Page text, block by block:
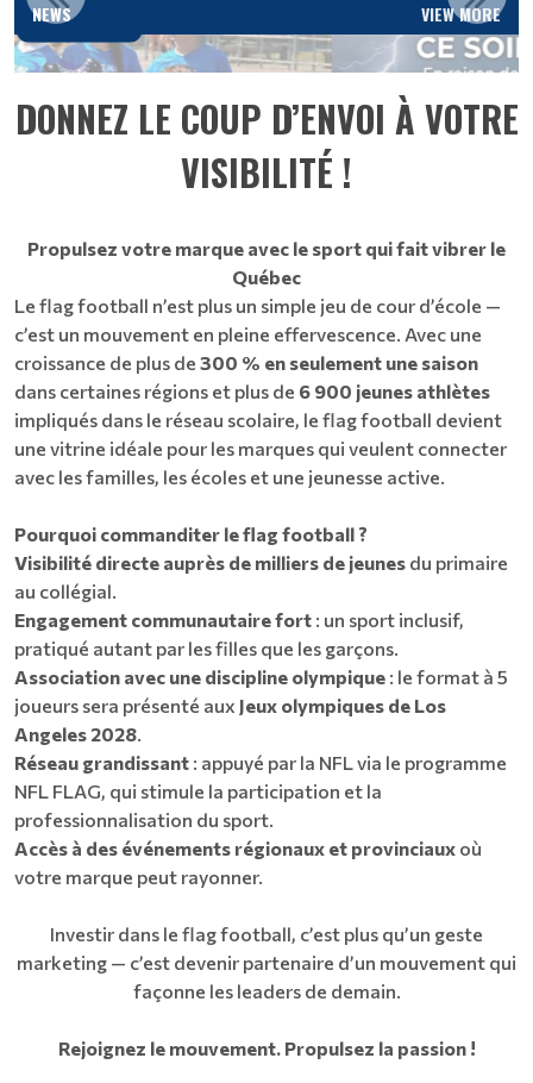
NEWS VIEW MORE
DONNEZ LE COUP D’ENVOI À VOTRE
VISIBILITÉ !
Propulsez votre marque avec le sport qui fait vibrer le
Québec
Le flag football n’est plus un simple jeu de cour d’école —
c’est un mouvement en pleine effervescence. Avec une
croissance de plus de 300 % en seulement une saison
dans certaines régions et plus de 6 900 jeunes athlètes
impliqués dans le réseau scolaire, le flag football devient
une vitrine idéale pour les marques qui veulent connecter
avec les familles, les écoles et une jeunesse active.
Pourquoi commanditer le flag football ?
Visibilité directe auprès de milliers de jeunes du primaire
au collégial.
Engagement communautaire fort : un sport inclusif,
pratiqué autant par les filles que les garçons.
Association avec une discipline olympique : le format à 5
joueurs sera présenté aux Jeux olympiques de Los
Angeles 2028.
Réseau grandissant : appuyé par la NFL via le programme
NFL FLAG, qui stimule la participation et la
professionnalisation du sport.
Accès à des événements régionaux et provinciaux où
votre marque peut rayonner.
Investir dans le flag football, c’est plus qu’un geste
marketing — c’est devenir partenaire d’un mouvement qui
façonne les leaders de demain.
Rejoignez le mouvement. Propulsez la passion !